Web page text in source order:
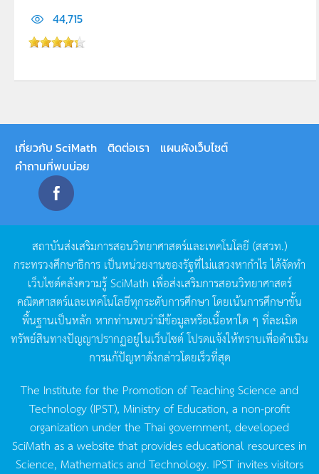
44,715
เกี่ยวกับ SciMath ติดต่อเรา
แผนผังเว็บไซต์
คำถามที่พบบ่อย
สถาบันส่งเสริมการสอนวิทยาศาสตร์และเทคโนโลยี (สสวท.)
กระทรวงศึกษาธิการ เป็นหน่วยงานของรัฐที่ไม่แสวงหากำไรได้จัดทำ
เว็บไซต์คลังความรู้SciMath เพื่อส่งเสริมการสอนวิทยาศาสตร์
คณิตศาสตร์และเทคโนโลยีทุกระดับการศึกษา โดยเน้นการศึกษาขั้น
พื้นฐานเป็นหลัก หากท่านพบว่ามีข้อมูลหรือเนื้อหาใด ๆ ที่ละเมิด
ทรัพย์สินทางปัญญาปรากฏอยู่ในเว็บไซต์โปรดแจ้งให้ทราบเพื่อดำเนิน
การแก้ปัญหาดังกล่าวโดยเร็วที่สุด
The Institute for the Promotion of Teaching Science and
Technology (IPST), Ministry of Education, a non-profit
organization under the Thai government, developed
SciMath as a website that provides educational resources in
Science, Mathematics and Technology. IPST invites visitors